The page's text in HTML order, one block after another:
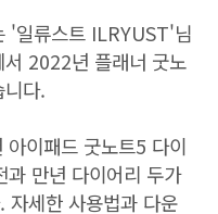
'일류스트 ILRYUST'님
2022년 플래너 굿노
다.
이패드 굿노트5 다이
만년 다이어리 두가
자세한 사용법과 다운